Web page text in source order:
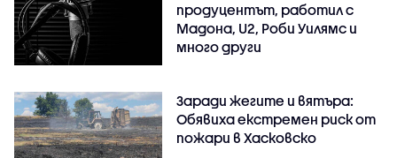
продуцентът, работил с
Мадона, U2, Роби Уилямс и
много други
Заради жегите и вятъра:
Обявиха екстремен риск от
пожари в Хасковско